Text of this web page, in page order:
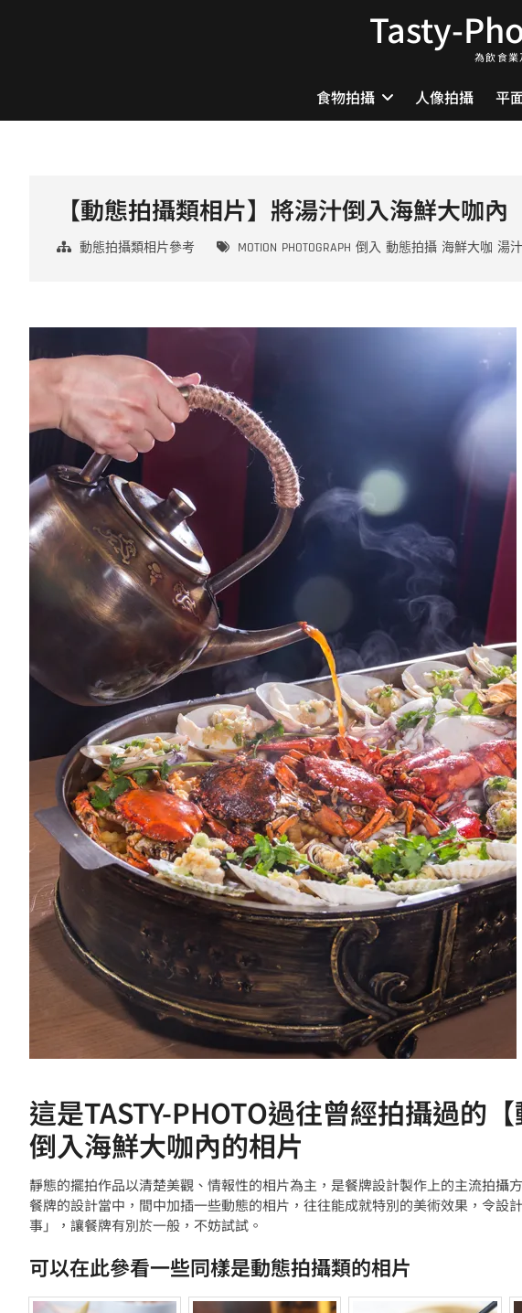
Tasty-
為飲食
食物拍攝 人像拍攝 平
【動態拍攝類相片】將湯汁倒入海鮮大咖內
動態拍攝類相片參考 MOTION PHOTOGRAPH 倒入 動態拍攝 海鮮大咖 湯汁
這是TASTY-PHOTO過往曾經拍攝過的
倒入海鮮大咖內的相片
靜態的擺拍作品以清楚美觀、情報性的相片為主，是餐牌設計製作上的主流拍攝
餐牌的設計當中，間中加插一些動態的相片，往往能成就特別的美術效果，令設
事」，讓餐牌有別於一般，不妨試試。
可以在此參看一些同樣是動態拍攝類的相片